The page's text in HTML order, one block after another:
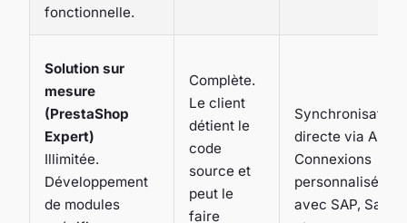
fonctionnelle.
Solution sur
mesure
(PrestaShop
Expert)
Illimitée.
Développement
de modules
Complète.
Le client
détient le
code
source et
peut le
faire
Synchronisation
directe via API.
Connexions
personnalisées
avec SAP, Sage,